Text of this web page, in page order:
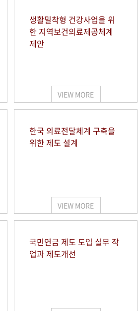
생활밀착형 건강사업을 위
한 지역보건의료제공체계
제안
VIEW MORE
한국 의료전달체계 구축을
위한 제도 설계
VIEW MORE
국민연금 제도 도입 실무 작
업과 제도개선